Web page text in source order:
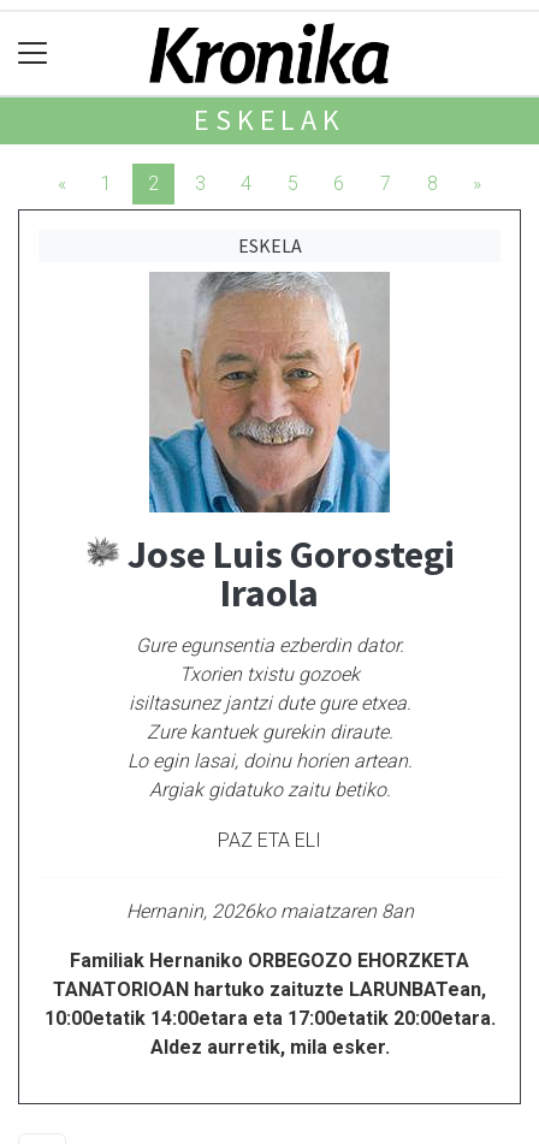
ESKELAK
« 1 2 3 4 5 6 7 8 »
ESKELA
Jose Luis Gorostegi
Iraola
Gure egunsentia ezberdin dator.
Txorien txistu gozoek
isiltasunez jantzi dute gure etxea.
Zure kantuek gurekin diraute.
Lo egin lasai, doinu horien artean.
Argiak gidatuko zaitu betiko.
PAZ ETA ELI
Hernanin, 2026ko maiatzaren 8an
Familiak Hernaniko ORBEGOZO EHORZKETA
TANATORIOAN hartuko zaituzte LARUNBATean,
10:00etatik 14:00etara eta 17:00etatik 20:00etara.
Aldez aurretik, mila esker.